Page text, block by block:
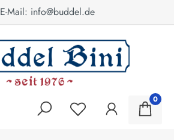
E-Mail: info@buddel.de
0